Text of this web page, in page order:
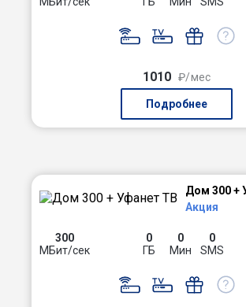
1010 ₽/мес
Подробнее
Дом 300 +
Акция
300
МБит/сек
0
ГБ
0
Мин
0
SMS